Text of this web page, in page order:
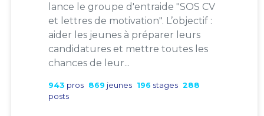
lance le groupe d'entraide "SOS CV
et lettres de motivation". L’objectif :
aider les jeunes à préparer leurs
candidatures et mettre toutes les
chances de leur...
943 pros 869 jeunes 196 stages 288
posts